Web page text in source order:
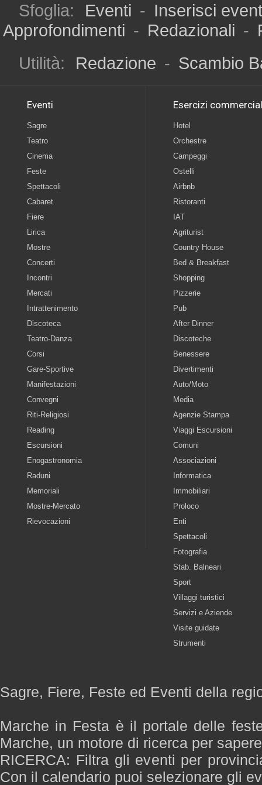
Sfoglia: Eventi - Inserisci
Approfondimenti - Redazionali -
Utilità:
Redazione - Scambio
Eventi
Sagre
Teatro
Cinema
Feste
Spettacoli
Cabaret
Fiere
Lirica
Mostre
Concerti
Incontri
Mercati
Intrattenimento
Discoteca
Teatro-Danza
Corsi
Gare-Sportive
Manifestazioni
Convegni
Riti-Religiosi
Reading
Escursioni
Enogastronomia
Raduni
Memoriali
Mostre-Mercato
Rievocazioni
Esercizi
Hotel
Orchestre
Campeggi
Ostelli
Airbnb
Ristoranti
IAT
Agriturist
Country House
Bed & Breakfast
Shopping
Pizzerie
Pub
After Dinner
Discoteche
Benessere
Divertimenti
Auto/Moto
Media
Agenzie Stampa
Viaggi Escursioni
Comuni
Associazioni
Informatica
Immobiliari
Proloco
Enti
Spettacoli
Fotografia
Stab. Balneari
Sport
Villaggi turistici
Servizi e Aziende
Visite guidate
Strumenti
Sagre, Fiere, Feste ed Eventi della
Marche in Festa è il portale delle
Marche, un motore di ricerca per
RICERCA: Filtra gli eventi per
Con il calendario puoi selezionare gli